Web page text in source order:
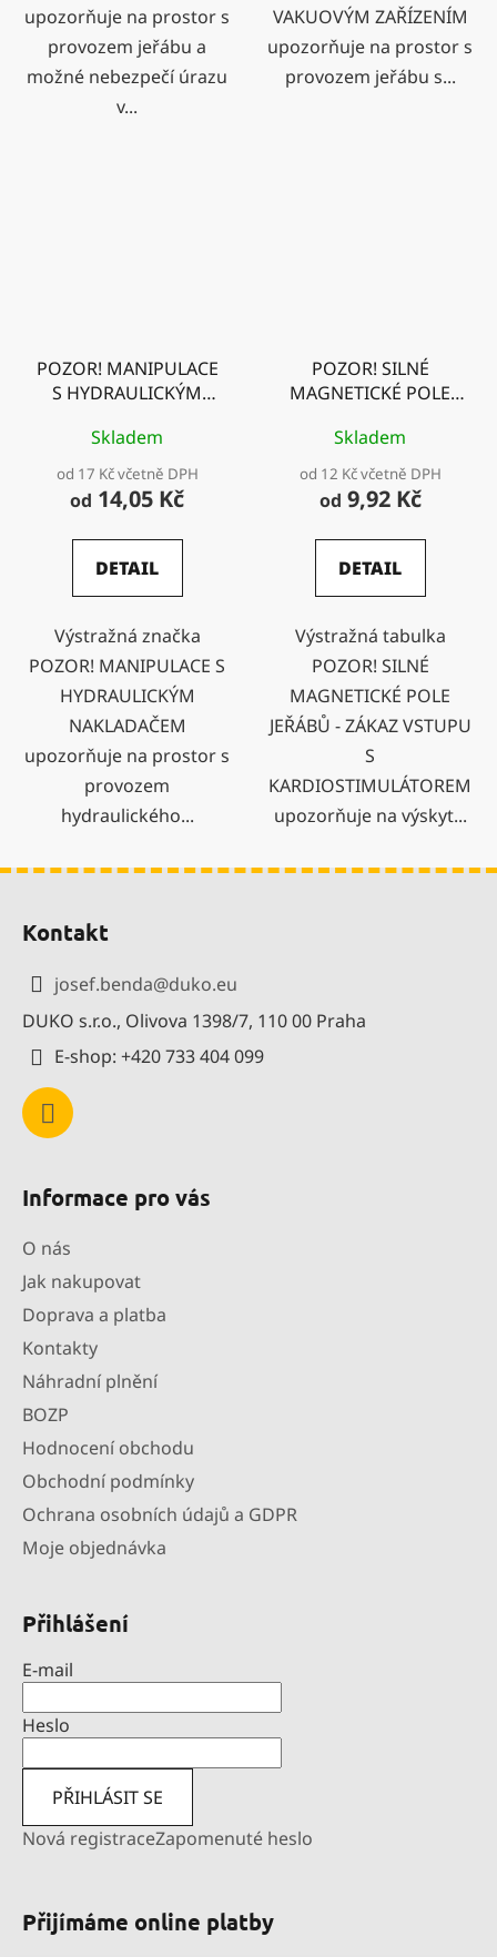
upozorňuje na prostor s
provozem jeřábu a
možné nebezpečí úrazu
v...
VAKUOVÝM ZAŘÍZENÍM
upozorňuje na prostor s
provozem jeřábu s...
POZOR! MANIPULACE
S HYDRAULICKÝM
Skladem
od 17 Kč včetně DPH
od 14,05 Kč
DETAIL
Výstražná značka
POZOR! MANIPULACE S
HYDRAULICKÝM
NAKLADAČEM
upozorňuje na prostor s
provozem
hydraulického...
POZOR! SILNÉ
MAGNETICKÉ POLE
VSTUPU S
KARDIOSTIMULÁTOREM
Skladem
od 12 Kč včetně DPH
od 9,92 Kč
DETAIL
Výstražná tabulka
POZOR! SILNÉ
MAGNETICKÉ POLE
JEŘÁBŮ - ZÁKAZ VSTUPU
S
KARDIOSTIMULÁTOREM
upozorňuje na výskyt...
Kontakt
josef.benda@duko.eu
DUKO s.r.o., Olivova 1398/7, 110 00 Praha
E-shop: +420 733 404 099
Informace pro vás
O nás
Jak nakupovat
Doprava a platba
Kontakty
Náhradní plnění
BOZP
Hodnocení obchodu
Obchodní podmínky
Ochrana osobních údajů a GDPR
Moje objednávka
Přihlášení
E-mail
Heslo
PŘIHLÁSIT SE
Nová registraceZapomenuté heslo
Přijímáme online platby